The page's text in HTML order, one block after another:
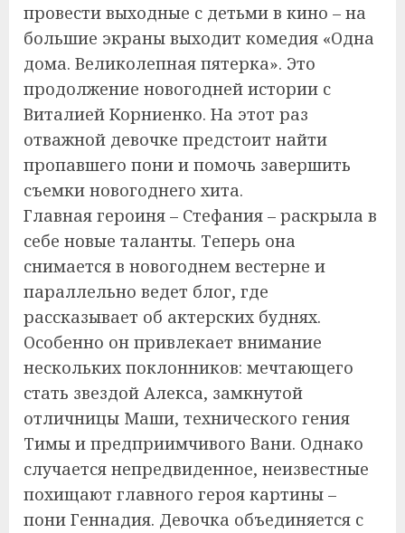
провести выходные с детьми в кино – на
большие экраны выходит комедия «Одна
дома. Великолепная пятерка». Это
продолжение новогодней истории с
Виталией Корниенко. На этот раз
отважной девочке предстоит найти
пропавшего пони и помочь завершить
съемки новогоднего хита.
Главная героиня – Стефания – раскрыла в
себе новые таланты. Теперь она
снимается в новогоднем вестерне и
параллельно ведет блог, где
рассказывает об актерских буднях.
Особенно он привлекает внимание
нескольких поклонников: мечтающего
стать звездой Алекса, замкнутой
отличницы Маши, технического гения
Тимы и предприимчивого Вани. Однако
случается непредвиденное, неизвестные
похищают главного героя картины –
пони Геннадия. Девочка объединяется с